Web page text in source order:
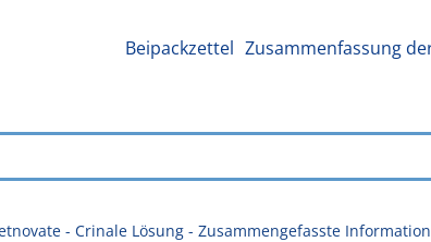
Beipackzettel Zusammenfassung
- Crinale Lösung - Zusammengefasste